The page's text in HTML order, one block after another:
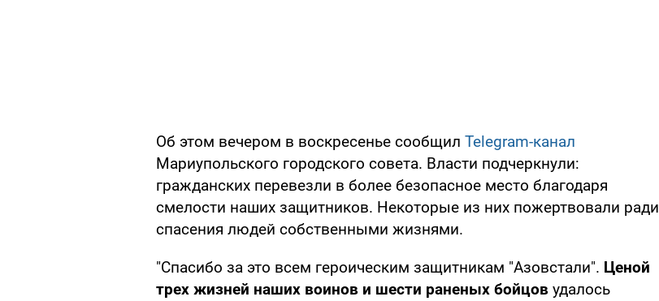
Об этом вечером в воскресенье сообщил Telegram-канал
Мариупольского городского совета. Власти подчеркнули:
гражданских перевезли в более безопасное место благодаря
смелости наших защитников. Некоторые из них пожертвовали ради
спасения людей собственными жизнями.
"Спасибо за это всем героическим защитникам "Азовстали". Ценой
трех жизней наших воинов и шести раненых бойцов удалось